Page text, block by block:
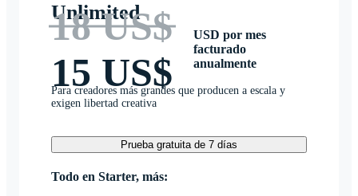
Unlimited
18 US$
15 US$
USD por mes
facturado
anualmente
Para creadores más grandes que producen a escala y
exigen libertad creativa
Prueba gratuita de 7 días
Todo en Starter, más: